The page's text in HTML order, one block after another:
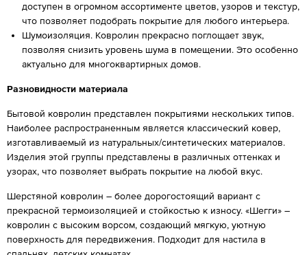
доступен в огромном ассортименте цветов, узоров и текстур,
что позволяет подобрать покрытие для любого интерьера.
Шумоизоляция. Ковролин прекрасно поглощает звук,
позволяя снизить уровень шума в помещении. Это особенно
актуально для многоквартирных домов.
Разновидности материала
Бытовой ковролин представлен покрытиями нескольких типов.
Наиболее распространенным является классический ковер,
изготавливаемый из натуральных/синтетических материалов.
Изделия этой группы представлены в различных оттенках и
узорах, что позволяет выбрать покрытие на любой вкус.
Шерстяной ковролин – более дорогостоящий вариант с
прекрасной термоизоляцией и стойкостью к износу. «Шегги» –
ковролин с высоким ворсом, создающий мягкую, уютную
поверхность для передвижения. Подходит для настила в